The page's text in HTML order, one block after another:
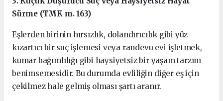
Sürme (TMK m. 163)
Eşlerden birinin hırsızlık, dolandırıcılık gibi yüz
kızartıcı bir suç işlemesi veya randevu evi işletmek,
kumar bağımlılığı gibi haysiyetsiz bir yaşam tarzını
benimsemesidir. Bu durumda evliliğin diğer eş için
çekilmez hale gelmiş olması şartı aranır.